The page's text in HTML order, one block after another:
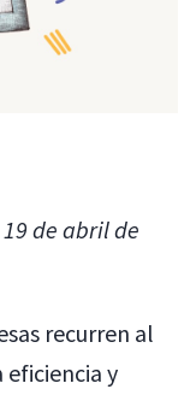
de abril de
recurren al
y